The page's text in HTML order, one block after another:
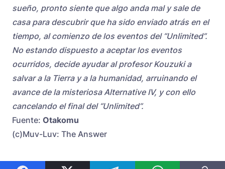
sueño, pronto siente que algo anda mal y sale de
casa para descubrir que ha sido enviado atrás en el
tiempo, al comienzo de los eventos del “Unlimited”.
No estando dispuesto a aceptar los eventos
ocurridos, decide ayudar al profesor Kouzuki a
salvar a la Tierra y a la humanidad, arruinando el
avance de la misteriosa Alternative IV, y con ello
cancelando el final del “Unlimited”.
Fuente: Otakomu
(c)Muv-Luv: The Answer